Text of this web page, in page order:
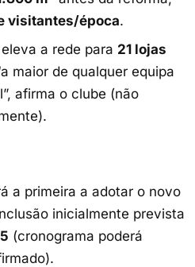
visitantes/época.
a rede para 21 lojas
maior de qualquer equipa
afirma o clube (não
a primeira a adotar o novo
inicialmente prevista
(cronograma poderá